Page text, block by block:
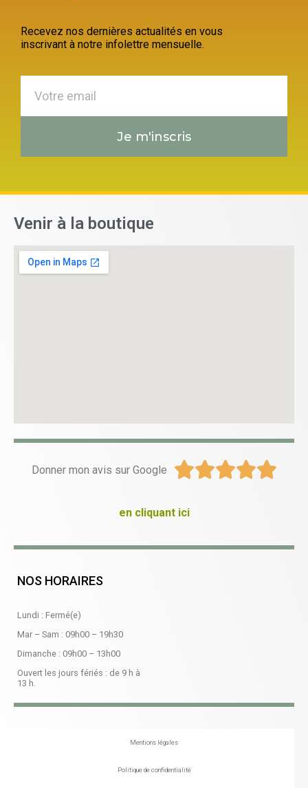
Recevez nos dernières actualités en vous
inscrivant à notre infolettre mensuelle.
Je m'inscris
Venir à la boutique
Donner mon avis sur Google 
en cliquant ici
NOS HORAIRES
Lundi : Fermé(e)
Mar – Sam : 09h00 – 19h30
Dimanche : 09h00 – 13h00
Ouvert les jours fériés : de 9 h à
13 h.
Mentions légales
Politique de confidentialité